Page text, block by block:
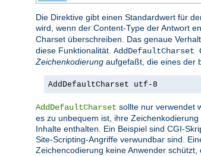
Die Direktive gibt einen Standardwert für
wird, wenn der Content-Type der Antwort
Charset überschreiben. Das genaue
diese Funktionalität. AddDefaultCharset
Zeichenkodierung aufgefaßt, die eines der
AddDefaultCharset utf-8
AddDefaultCharset sollte nur verwendet
es zu unbequem ist, ihre
Inhalte enthalten. Ein Beispiel sind CGI-
Site-Scripting-Angriffe verwundbar sind.
Zeichencodierung keine Anwender